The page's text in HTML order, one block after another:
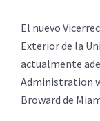
El nuevo
Exterior de la
actualmente
Administration
Broward de